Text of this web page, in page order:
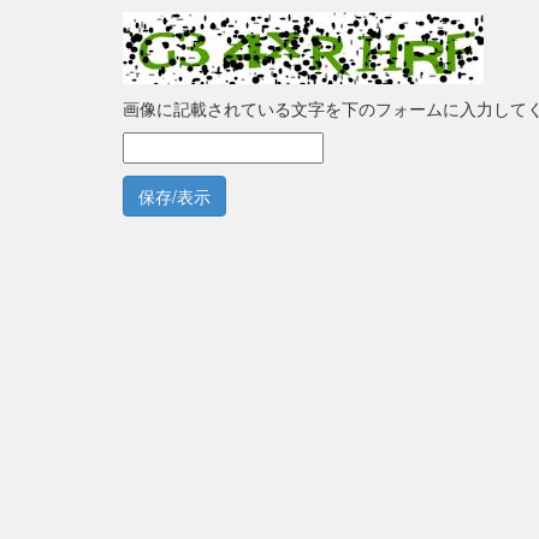
画像に記載されている文字を下のフォームに入力して
保存/表示